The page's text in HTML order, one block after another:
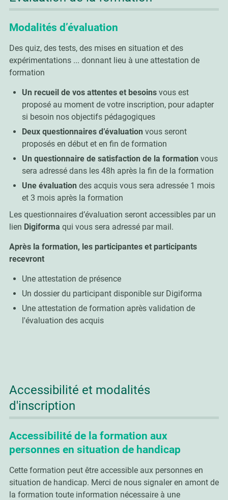
Modalités d’évaluation
Des quiz, des tests, des mises en situation et des
expérimentations ... donnant lieu à une attestation de
formation
Un recueil de vos attentes et besoins vous est
proposé au moment de votre inscription, pour adapter
si besoin nos objectifs pédagogiques
Deux questionnaires d’évaluation vous seront
proposés en début et en fin de formation
Un questionnaire de satisfaction de la formation vous
sera adressé dans les 48h après la fin de la formation
Une évaluation des acquis vous sera adressée 1 mois
et 3 mois après la formation
Les questionnaires d’évaluation seront accessibles par un
lien Digiforma qui vous sera adressé par mail.
Après la formation, les participantes et participants
recevront
Une attestation de présence
Un dossier du participant disponible sur Digiforma
Une attestation de formation après validation de
l'évaluation des acquis
Accessibilité et modalités
d'inscription
Accessibilité de la formation aux
personnes en situation de handicap
Cette formation peut être accessible aux personnes en
situation de handicap. Merci de nous signaler en amont de
la formation toute information nécessaire à une